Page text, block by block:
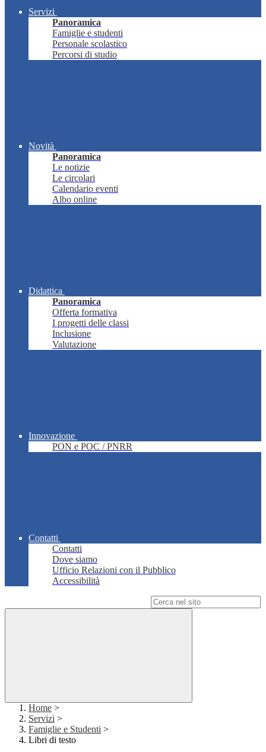
Servizi
Panoramica
Famiglie e studenti
Personale scolastico
Percorsi di studio
Novità
Panoramica
Le notizie
Le circolari
Calendario eventi
Albo online
Didattica
Panoramica
Offerta formativa
I progetti delle classi
Inclusione
Valutazione
Innovazione
PON e POC / PNRR
Contatti
Contatti
Dove siamo
Ufficio Relazioni con il Pubblico
Accessibilità
Home >
Servizi >
Famiglie e Studenti >
Libri di testo